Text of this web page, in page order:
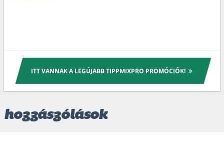
ITT VANNAK A LEGÚJABB TIPPMIXPRO PROMÓCIÓK!
hozzászólások